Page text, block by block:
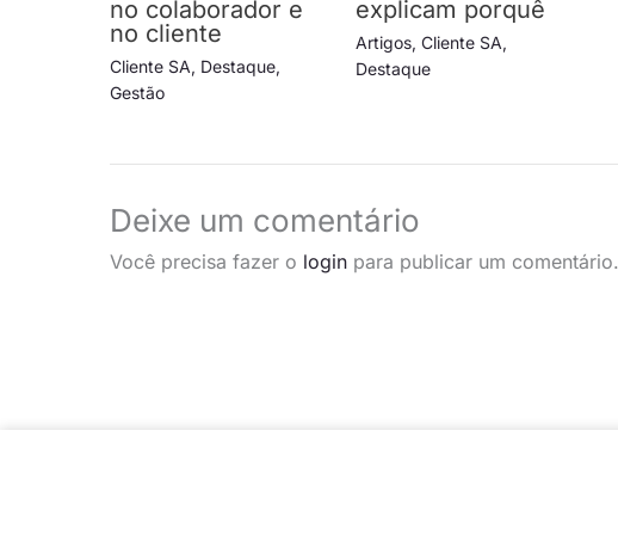
no colaborador e
no cliente
Cliente SA, Destaque,
Gestão
explicam porquê
Artigos,Cliente SA,
Destaque
Deixe um comentário
Você precisa fazer o login para publicar um comentário.